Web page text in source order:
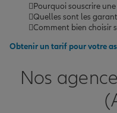
Pourquoi souscrire
Quelles sont les
Comment bien choisir
Obtenir un tarif pour votre
Nos